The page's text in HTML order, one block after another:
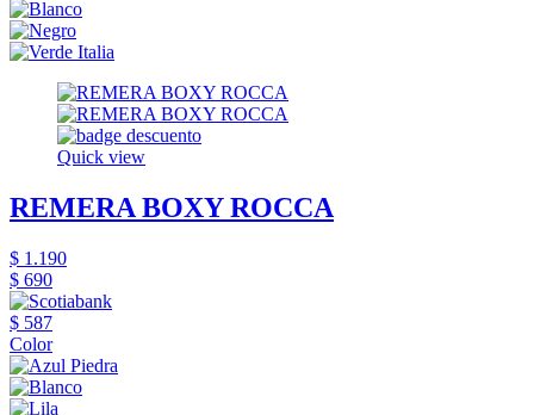
Quick view
REMERA BOXY ROCCA
$ 1.190
$ 690
$ 587
Color